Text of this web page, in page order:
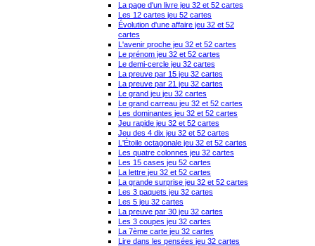
La page d'un livre jeu 32 et 52 cartes
Les 12 cartes jeu 52 cartes
Évolution d'une affaire jeu 32 et 52
cartes
L'avenir proche jeu 32 et 52 cartes
Le prénom jeu 32 et 52 cartes
Le demi-cercle jeu 32 cartes
La preuve par 15 jeu 32 cartes
La preuve par 21 jeu 32 cartes
Le grand jeu jeu 32 cartes
Le grand carreau jeu 32 et 52 cartes
Les dominantes jeu 32 et 52 cartes
Jeu rapide jeu 32 et 52 cartes
Jeu des 4 dix jeu 32 et 52 cartes
L'Étoile octagonale jeu 32 et 52 cartes
Les quatre colonnes jeu 32 cartes
Les 15 cases jeu 52 cartes
La lettre jeu 32 et 52 cartes
La grande surprise jeu 32 et 52 cartes
Les 3 paquets jeu 32 cartes
Les 5 jeu 32 cartes
La preuve par 30 jeu 32 cartes
Les 3 coupes jeu 32 cartes
La 7ème carte jeu 32 cartes
Lire dans les pensées jeu 32 cartes